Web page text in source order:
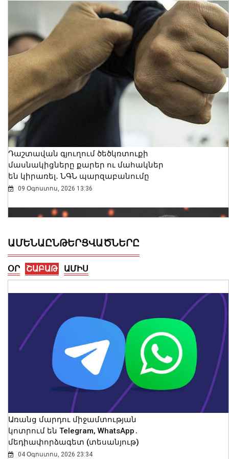
Դաշտավան գյուղում ծեծկռտուքի
մասնակիցները քարեր ու մահակներ
են կիրառել․ ՆԳՆ պարզաբանումը
09 Օգոստոս, 2026 13:36
Հայաստանն ու Ադրբեջանը շարժվում
են դեպի մշտական խաղաղության
համաձայնագիր. Թուրքիայի ԱԳ
09 Օգոստոս, 2026 12:46
ԱՄԵՆԱԸՆԹԵՐՑՎԱԾՆԵՐԸ
ՕՐ ՇԱԲԱԹ ԱՄԻՍ
Առանց մարդու միջամտության
կոտրում են Telegram, WhatsApp․
մեդիափորձագետ (տեսանյութ)
04 Օգոստոս, 2026 23:34